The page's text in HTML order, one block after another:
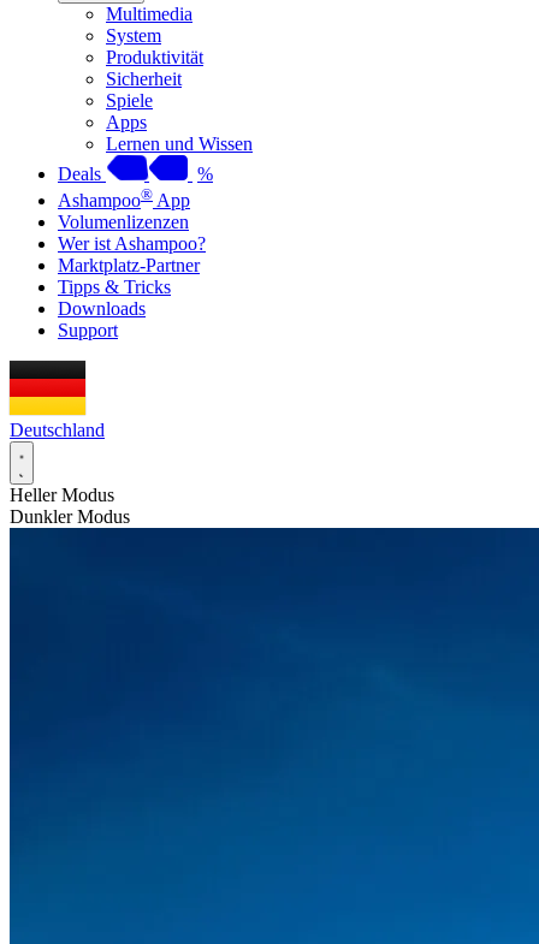
Multimedia
System
Produktivität
Sicherheit
Spiele
Apps
Lernen und Wissen
Deals
%
Ashampoo® App
Volumenlizenzen
Wer ist Ashampoo?
Marktplatz-Partner
Tipps & Tricks
Downloads
Support
Deutschland
Heller Modus
Dunkler Modus